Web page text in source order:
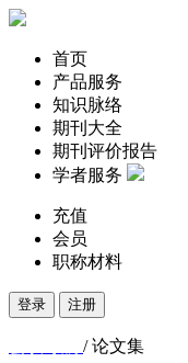
首页
产品服务
知识脉络
期刊大全
期刊评价报告
学者服务
充值
会员
职称材料
登录 注册
/ 论文集